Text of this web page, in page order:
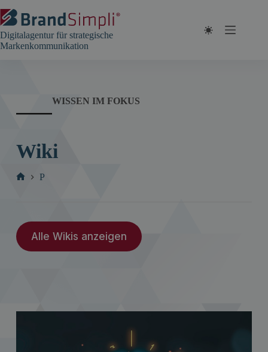
Inhalt
springen
Digitalagentur für strategische
Markenkommunikation
WISSEN IM FOKUS
Wiki
P
Alle Wikis anzeigen